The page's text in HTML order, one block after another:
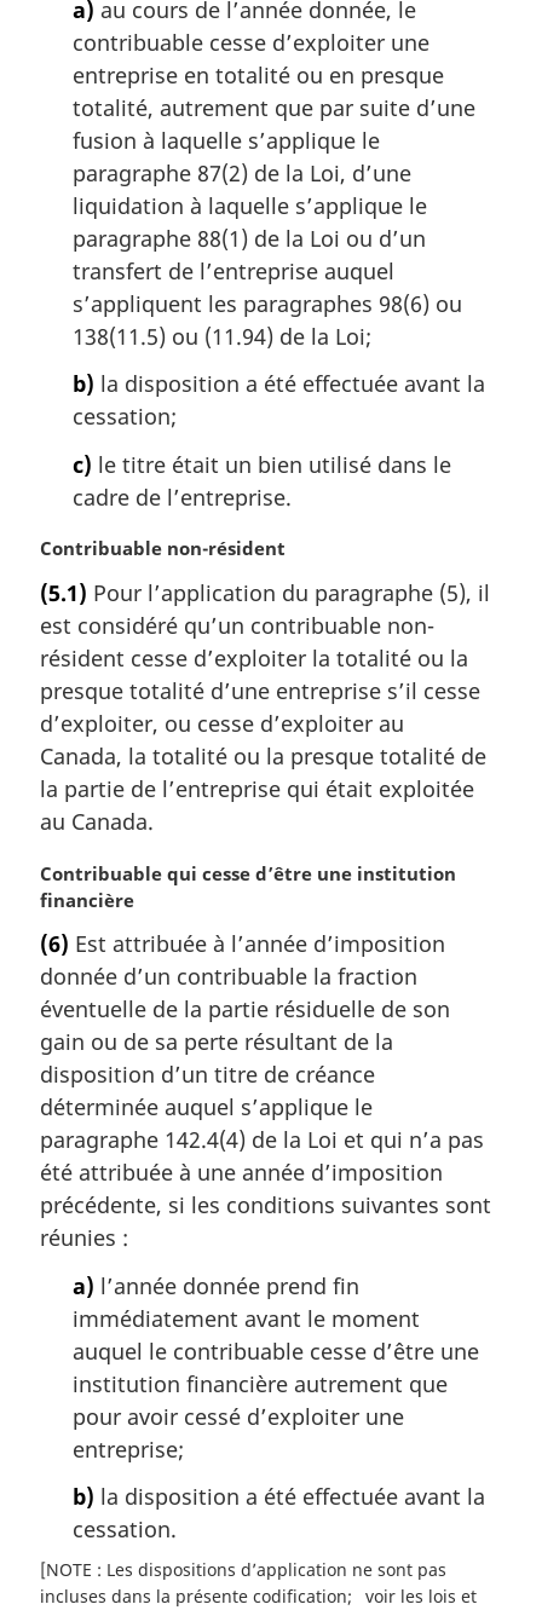
a) au cours de l’année donnée, le
contribuable cesse d’exploiter une
entreprise en totalité ou en presque
totalité, autrement que par suite d’une
fusion à laquelle s’applique le
paragraphe 87(2) de la Loi, d’une
liquidation à laquelle s’applique le
paragraphe 88(1) de la Loi ou d’un
transfert de l’entreprise auquel
s’appliquent les paragraphes 98(6) ou
138(11.5) ou (11.94) de la Loi;
b) la disposition a été effectuée avant la
cessation;
c) le titre était un bien utilisé dans le
cadre de l’entreprise.
N
t
e
m
a
r
g
i
n
a
e
:
Contribuable non-résident
(5.1) Pour l’application du paragraphe (5), il
est considéré qu’un contribuable non-
résident cesse d’exploiter la totalité ou la
presque totalité d’une entreprise s’il cesse
d’exploiter, ou cesse d’exploiter au
Canada, la totalité ou la presque totalité de
la partie de l’entreprise qui était exploitée
au Canada.
N
o
e
m
a
r
g
i
n
a
l
:
Contribuable qui cesse d’être une institution
financière
(6) Est attribuée à l’année d’imposition
donnée d’un contribuable la fraction
éventuelle de la partie résiduelle de son
gain ou de sa perte résultant de la
disposition d’un titre de créance
déterminée auquel s’applique le
paragraphe 142.4(4) de la Loi et qui n’a pas
été attribuée à une année d’imposition
précédente, si les conditions suivantes sont
réunies :
a) l’année donnée prend fin
immédiatement avant le moment
auquel le contribuable cesse d’être une
institution financière autrement que
pour avoir cessé d’exploiter une
entreprise;
b) la disposition a été effectuée avant la
cessation.
[NOTE : Les dispositions d’application ne sont pas
incluses dans la présente codification
voir les lois et